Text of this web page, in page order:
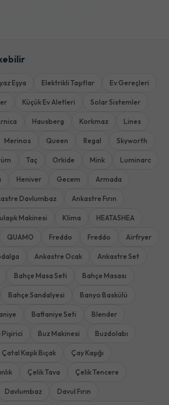
Eşya Elektrikli Taşıtlar Ev Gereçleri
Küçük Ev Aletleri Solar Sistemler
Hausberg Korkmaz Lines
Merinos Queen Regal Skyworth
Taç Orkide Mink Luminarc
Heniver Gecem Armada
Davlumbaz Ankastre Fırın
Makinesi Klima HEATASHEA
QUAMO Freddo Freddo Airfryer
Ankastre Ocak Ankastre Set
Bahçe Masa Seti Bahçe Masası
Bahçe Sandalyesi Banyo Baskülü
Battaniye Seti Blender
Pişirici Buz Makinesi Buzdolabı
Çatal Kaşık Bıçak Çay Kaşığı
Çelik Tava Çelik Tencere
Davlumbaz Davul Fırın